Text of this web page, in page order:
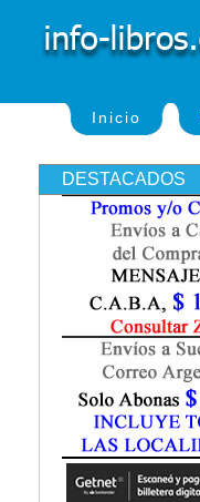
Inicio
DESTACADOS